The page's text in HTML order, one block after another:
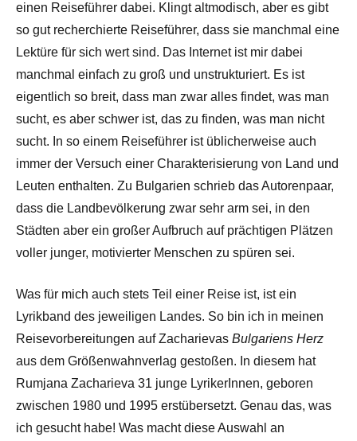
einen Reiseführer dabei. Klingt altmodisch, aber es gibt
so gut recherchierte Reiseführer, dass sie manchmal eine
Lektüre für sich wert sind. Das Internet ist mir dabei
manchmal einfach zu groß und unstrukturiert. Es ist
eigentlich so breit, dass man zwar alles findet, was man
sucht, es aber schwer ist, das zu finden, was man nicht
sucht. In so einem Reiseführer ist üblicherweise auch
immer der Versuch einer Charakterisierung von Land und
Leuten enthalten. Zu Bulgarien schrieb das Autorenpaar,
dass die Landbevölkerung zwar sehr arm sei, in den
Städten aber ein großer Aufbruch auf prächtigen Plätzen
voller junger, motivierter Menschen zu spüren sei.
Was für mich auch stets Teil einer Reise ist, ist ein
Lyrikband des jeweiligen Landes. So bin ich in meinen
Reisevorbereitungen auf Zacharievas Bulgariens Herz
aus dem Größenwahnverlag gestoßen. In diesem hat
Rumjana Zacharieva 31 junge LyrikerInnen, geboren
zwischen 1980 und 1995 erstübersetzt. Genau das, was
ich gesucht habe! Was macht diese Auswahl an